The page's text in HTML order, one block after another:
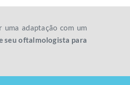
adaptação com um
seu oftalmologista para